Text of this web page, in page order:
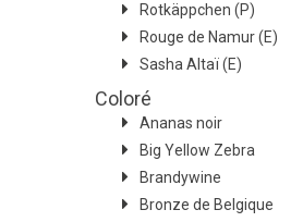
Rotkäppchen (P)
Rouge de Namur (E)
Sasha Altaï (E)
Coloré
Ananas noir
Big Yellow Zebra
Brandywine
Bronze de Belgique